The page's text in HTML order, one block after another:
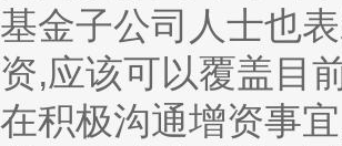
基金子公司人士也
资,应该可以覆盖目
在积极沟通增资事